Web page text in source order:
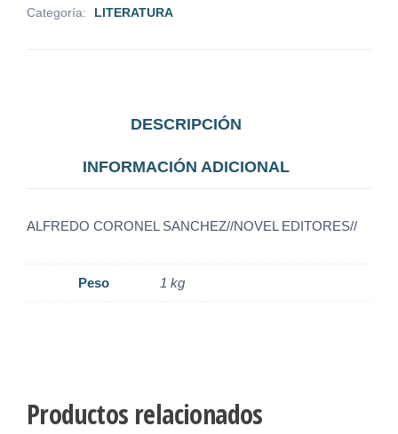
Categoría:
LITERATURA
DESCRIPCIÓN
INFORMACIÓN ADICIONAL
ALFREDO CORONEL SANCHEZ//NOVEL EDITORES//
Peso 1 kg
Productos relacionados